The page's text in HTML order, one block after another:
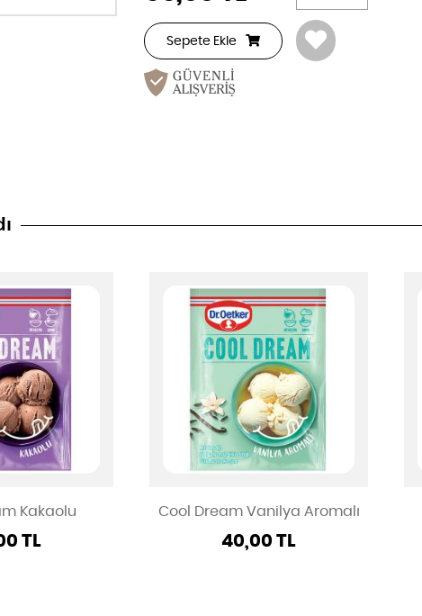
Sepete Ekle
Kakaolu
TL
Cool Dream Vanilya Aromalı
40,00 TL